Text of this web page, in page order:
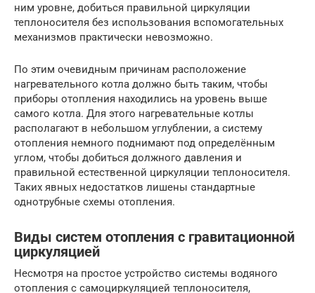
ним уровне, добиться правильной циркуляции
теплоносителя без использования вспомогательных
механизмов практически невозможно.
По этим очевидным причинам расположение
нагревательного котла должно быть таким, чтобы
приборы отопления находились на уровень выше
самого котла. Для этого нагревательные котлы
располагают в небольшом углублении, а систему
отопления немного поднимают под определённым
углом, чтобы добиться должного давления и
правильной естественной циркуляции теплоносителя.
Таких явных недостатков лишены стандартные
однотрубные схемы отопления.
Виды систем отопления с гравитационной
циркуляцией
Несмотря на простое устройство системы водяного
отопления с самоциркуляцией теплоносителя,